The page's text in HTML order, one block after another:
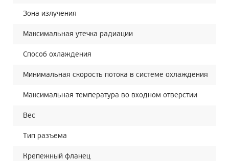
Зона излучения
Максимальная утечка радиации
Способ охлаждения
Минимальная скорость потока в системе охлаждения
Максимальная температура во входном отверстии
Вес
Тип разъема
Крепежный фланец